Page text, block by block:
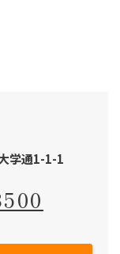
学通1-1-1